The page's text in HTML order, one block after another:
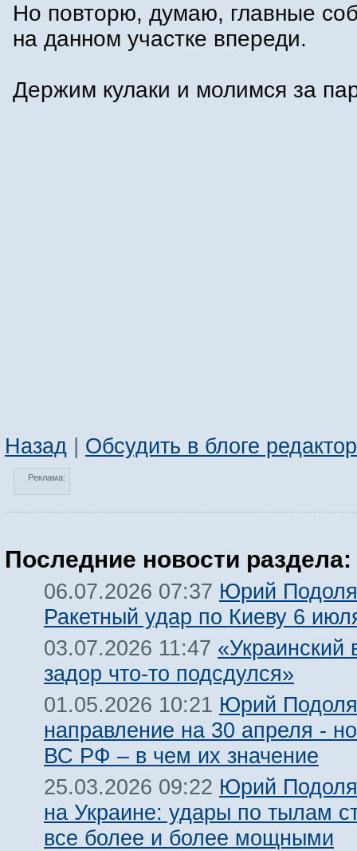
Но повторю, думаю, главные
на данном участке впереди.
Держим кулаки и молимся за
Назад | Обсудить в блоге
Реклама:
Последние новости раздела:
06.07.2026 07:37 Юрий
Ракетный удар по Киеву 6
03.07.2026 11:47 «Украинский
задор что-то подсдулся»
01.05.2026 10:21 Юрий
направление на 30 апреля -
ВС РФ – в чем их значение
25.03.2026 09:22 Юрий
на Украине: удары по тылам
все более и более мощными